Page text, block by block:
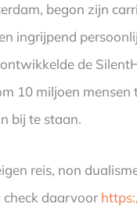
begon zijn
ingrijpend
de
10 miljoen
bij te staan.
reis, non
check daarvoor